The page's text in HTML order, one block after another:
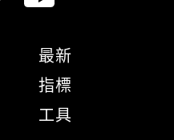
最新
指標
工具